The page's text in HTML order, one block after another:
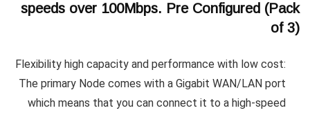
speeds over 100Mbps. Pre Configured (Pack
of 3)
Flexibility high capacity and performance with low cost:
The primary Node comes with a Gigabit WAN/LAN port
which means that you can connect it to a high-speed